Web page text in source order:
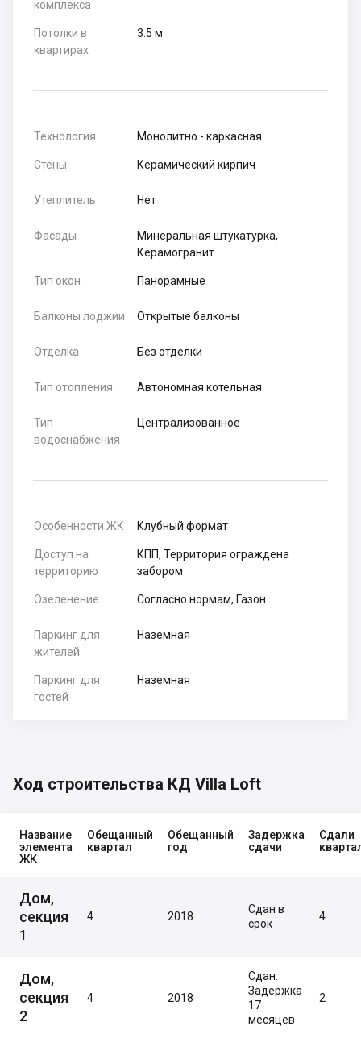
комплекса
Потолки в
квартирах
3.5 м
Технология Монолитно - каркасная
Стены Керамический кирпич
Утеплитель Нет
Фасады
Минеральная штукатурка,
Керамогранит
Тип окон Панорамные
Балконы лоджии Открытые балконы
Отделка Без отделки
Тип отопления Автономная котельная
Тип
водоснабжения
Централизованное
Особенности ЖК Клубный формат
Доступ на
территорию
КПП, Территория ограждена
забором
Озеленение Согласно нормам, Газон
Паркинг для
жителей
Наземная
Паркинг для
гостей
Наземная
Ход строительства КД Villa Loft
Название
элемента
ЖК
Обещанный
квартал
Обещанный
год
Задержка
сдачи
Сдали
Дом,
секция
1
4 2018
Сдан в
срок
4
Дом,
секция
2
4 2018
Сдан.
Задержка
17
месяцев
2